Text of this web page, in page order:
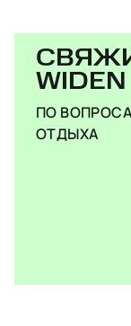
WIDEN
ПО
ОТДЫХА